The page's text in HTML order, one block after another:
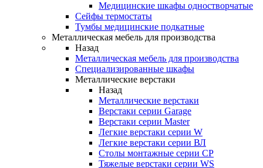
Медицинские шкафы одностворчатые
Сейфы термостаты
Тумбы медицинские подкатные
Металлическая мебель для производства
Назад
Металлическая мебель для производства
Cпециализированные шкафы
Металлические верстаки
Назад
Металлические верстаки
Верстаки серии Garage
Верстаки серии Master
Легкие верстаки серии W
Легкие верстаки серии ВЛ
Столы монтажные серии СР
Тяжелые верстаки серии WS